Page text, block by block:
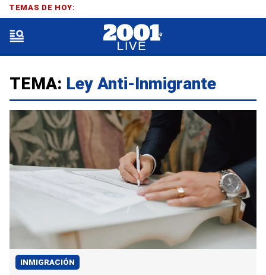
TEMA: Ley Anti-Inmigrante
INMIGRACIÓN
TEMAS DE HOY: